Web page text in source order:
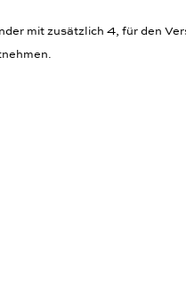
mit zusätzlich 4, für den